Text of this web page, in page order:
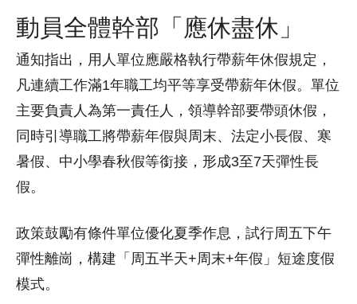
動員全體幹部「應休盡休」
通知指出，用人單位應嚴格執行帶薪年休假規定，
凡連續工作滿1年職工均平等享受帶薪年休假。單位
主要負責人為第一責任人，領導幹部要帶頭休假，
同時引導職工將帶薪年假與周末、法定小長假、寒
暑假、中小學春秋假等銜接，形成3至7天彈性長
假。
政策鼓勵有條件單位優化夏季作息，試行周五下午
彈性離崗，構建「周五半天+周末+年假」短途度假
模式。